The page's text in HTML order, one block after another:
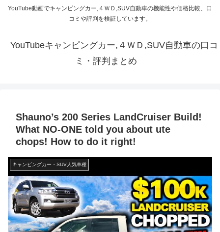
YouTube動画でキャンピングカー,４ＷＤ,SUV自動車の機能性や価格比較、口
コミや評判を検証しています。
YouTubeキャンピングカー,４ＷＤ,SUV自動車の口コ
ミ・評判まとめ
Shauno’s 200 Series LandCruiser Build!
What NO-ONE told you about ute
chops! How to do it right!
キャンピングカー・SUV人気車種